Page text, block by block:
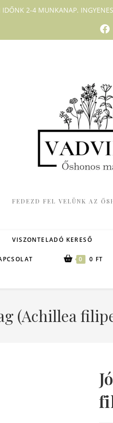
IDŐNK 2-4 MUNKANAP.
FEDEZD FEL VELÜNK AZ
VISZONTELADÓ KERESŐ
0 0 FT
(Achillea